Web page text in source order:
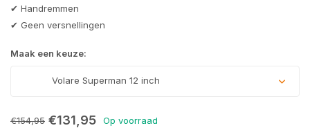
✔ Handremmen
✔ Geen versnellingen
Maak een keuze:
Volare Superman 12 inch
€154,95 €131,95 Op voorraad